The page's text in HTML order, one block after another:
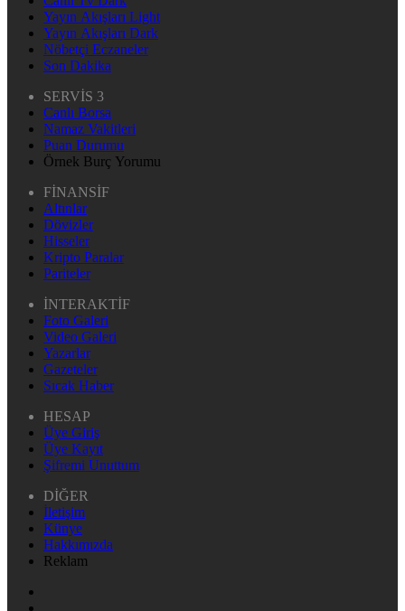
Yayın Akışları Light
Yayın Akışları Dark
Nöbetçi Eczaneler
Son Dakika
SERVİS 3
Canlı Borsa
Namaz Vakitleri
Puan Durumu
Örnek Burç Yorumu
FİNANSİF
Altınlar
Dövizler
Hisseler
Kripto Paralar
Pariteler
İNTERAKTİF
Foto Galeri
Video Galeri
Yazarlar
Gazeteler
Sıcak Haber
HESAP
Üye Giriş
Üye Kayıt
Şifremi Unuttum
DİĞER
İletişim
Künye
Hakkımızda
Reklam